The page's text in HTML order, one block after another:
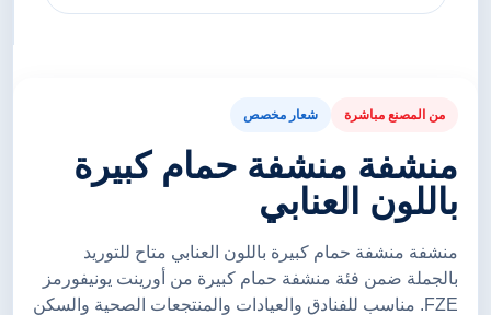
من المصنع مباشرة شعار مخصص
منشفة منشفة حمام كبيرة
باللون العنابي
منشفة منشفة حمام كبيرة باللون العنابي متاح للتوريد
بالجملة ضمن فئة منشفة حمام كبيرة من أورينت يونيفورمز
FZE. مناسب للفنادق والعيادات والمنتجعات الصحية والسكن